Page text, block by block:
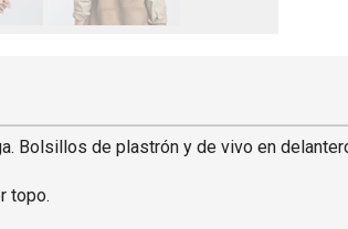
Bolsillos de plastrón y de vivo en
topo.